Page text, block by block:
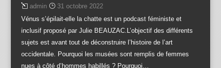
admin
31 octobre 2022
Vénus s’épilait-elle la chatte est un podcast féministe et
inclusif proposé par Julie BEAUZAC.L’objectif des différents
sujets est avant tout de déconstruire l’histoire de l’art
occidentale. Pourquoi les musées sont remplis de femmes
nues à côté d’hommes habillés ? Pourquoi…